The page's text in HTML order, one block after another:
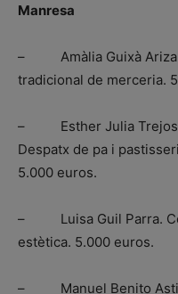
Manresa
– Amàlia Guixà Ariza.
tradicional de merceria.
– Esther Julia Trejos
Despatx de pa i
5.000 euros.
– Luisa Guil Parra.
estètica. 5.000 euros.
– Manuel Benito